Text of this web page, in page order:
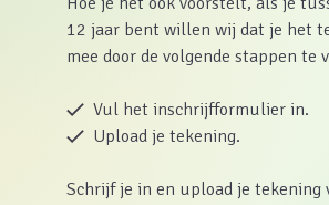
12 jaar bent willen wij dat je het
mee door de volgende stappen te
Vul het inschrijfformulier in.
Upload je tekening.
Schrijf je in en upload je tekening